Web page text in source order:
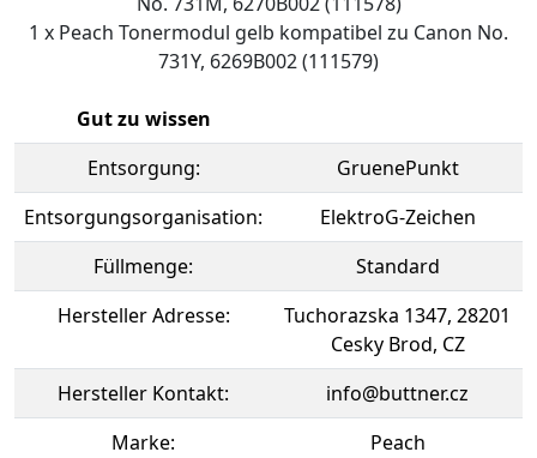
1 x Peach Tonermodul gelb kompatibel zu Canon No.
731Y, 6269B002 (111579)
Gut zu wissen
Entsorgung:
GruenePunkt
Entsorgungsorganisation:
ElektroG-Zeichen
Füllmenge:
Standard
Hersteller Adresse:
Tuchorazska 1347, 28201
Cesky Brod, CZ
Hersteller Kontakt:
info@buttner.cz
Marke:
Peach